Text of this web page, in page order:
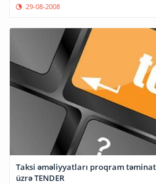
29-08-2008
Taksi əməliyyatları proqram
üzrə TENDER